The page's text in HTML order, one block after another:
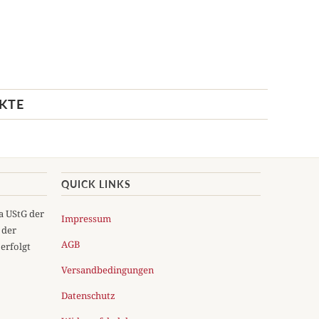
UStG der
erfolgt
QUICK LINKS
Impressum
AGB
Versandbedingungen
Datenschutz